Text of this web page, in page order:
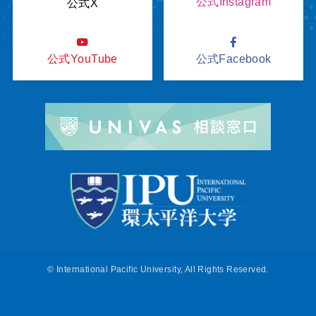
公式X
公式YouTube 公式Facebook
© International Pacific University, All Rights Reserved.